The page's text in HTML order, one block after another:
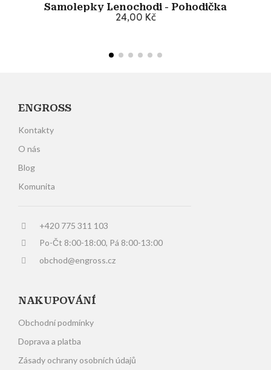
Samolepky Lenochodi - Pohodička
24,00 Kč
Přidat do košíku
ENGROSS
Kontakty
O nás
Blog
Komunita
+420 775 311 103
Po-Čt 8:00-18:00, Pá 8:00-13:00
obchod@engross.cz
NAKUPOVÁNÍ
Obchodní podmínky
Doprava a platba
Zásady ochrany osobních údajů